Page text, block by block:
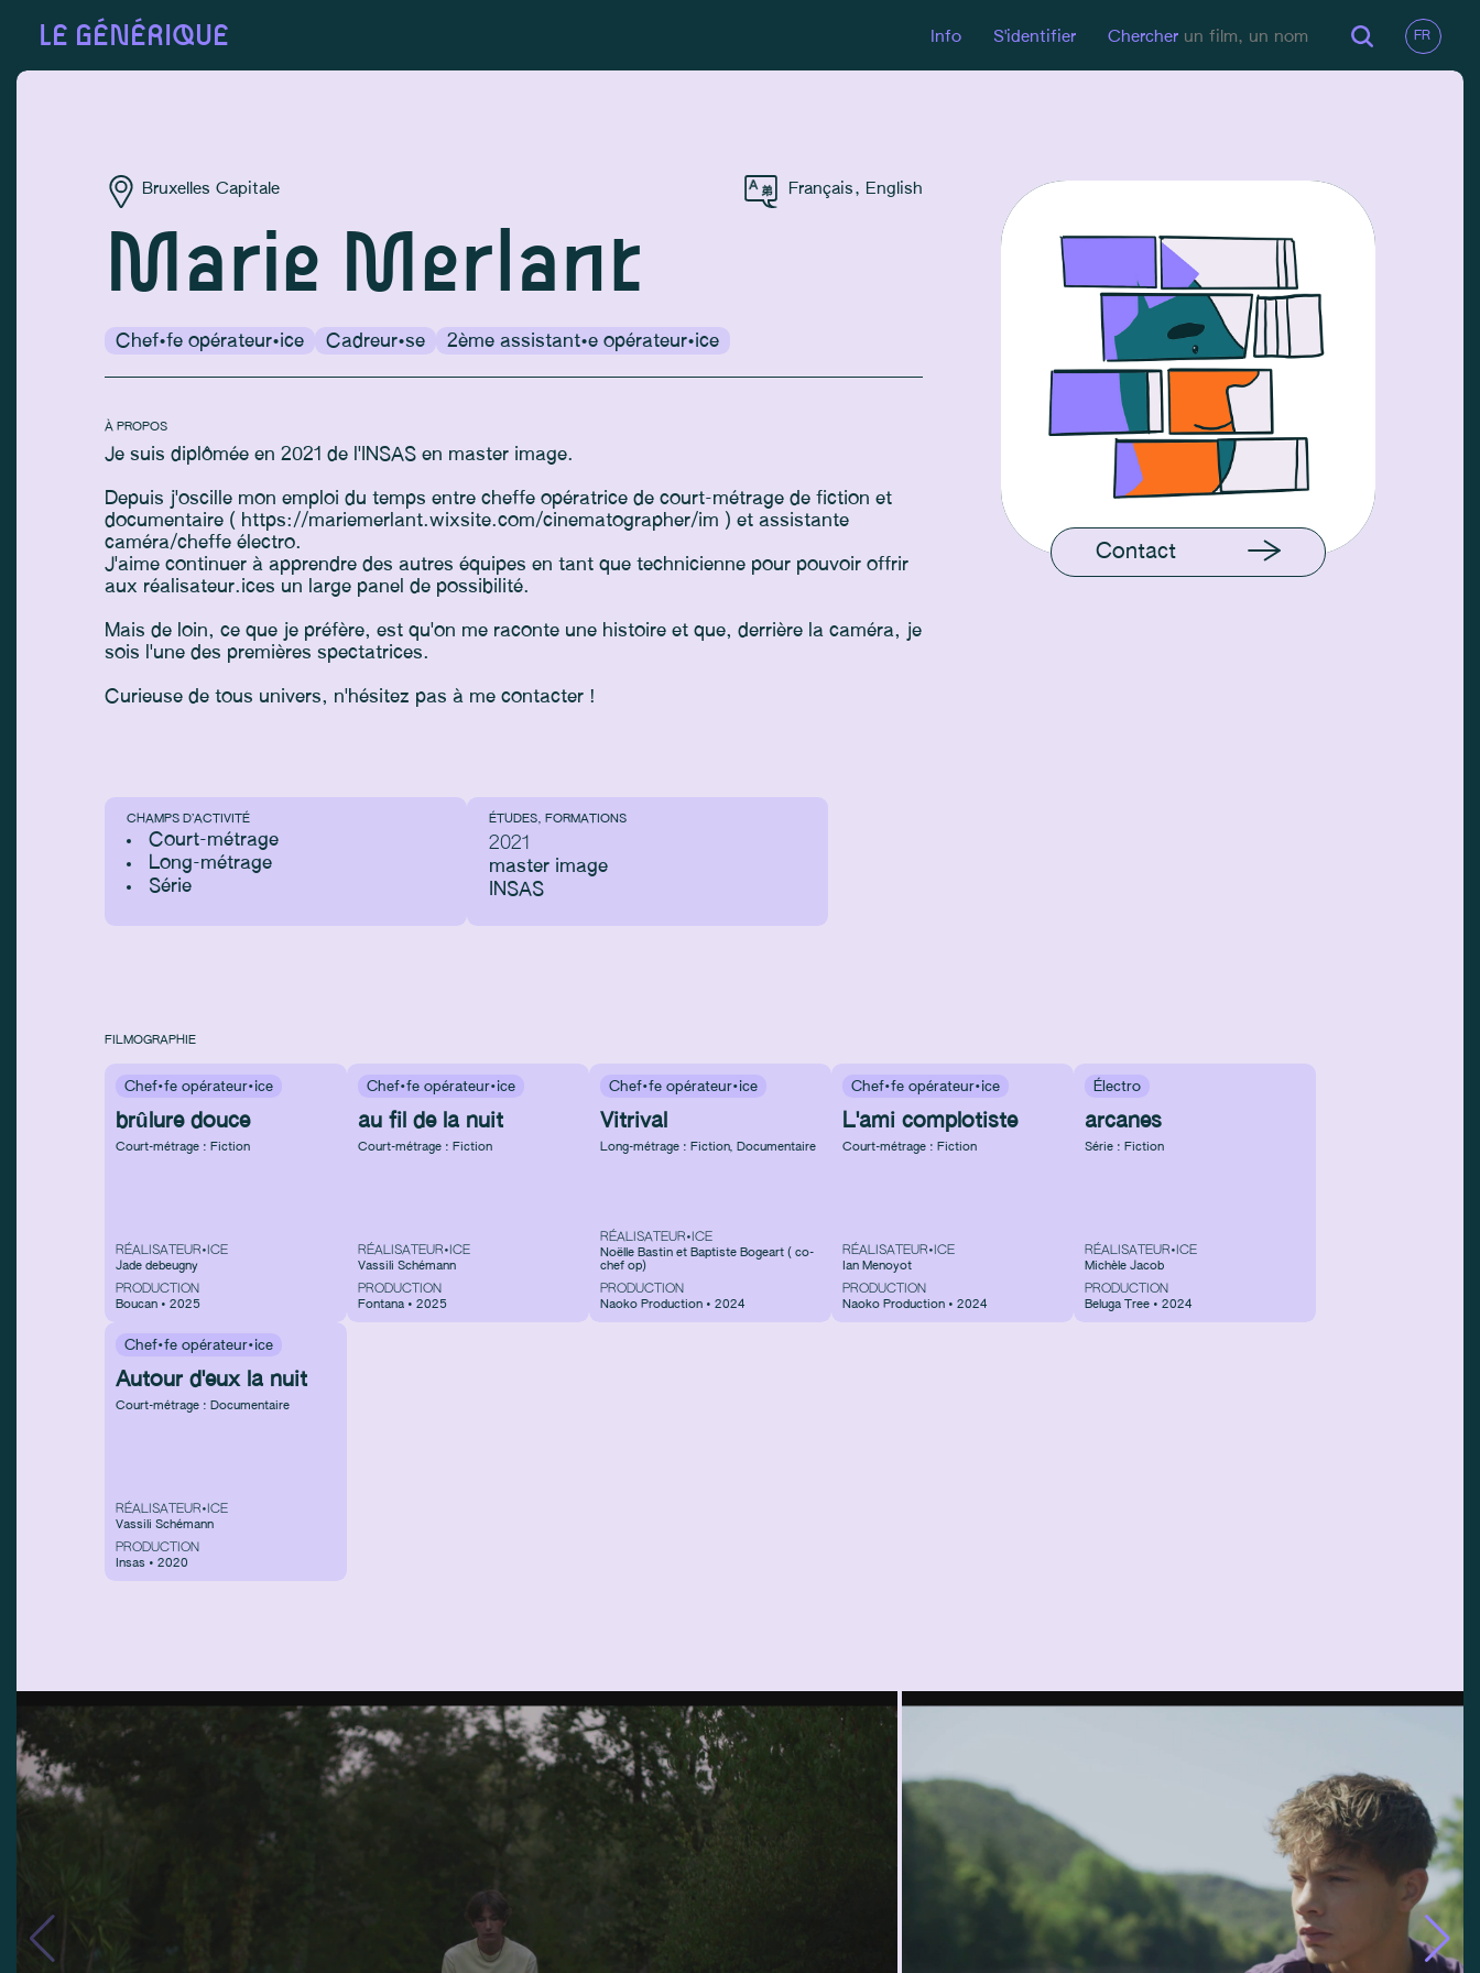
LE GÉNÉRIQUE Info S'identifier Chercher
Bruxelles Capitale Français , English
Marie Merlant
Chef·fe opérateur·ice Cadreur·se 2ème assistant·e opérateur·ice
À PROPOS
Je suis diplômée en 2021 de l'INSAS en master image.
Depuis j'oscille mon emploi du temps entre cheffe opératrice de court-métrage de fiction et
documentaire ( https://mariemerlant.wixsite.com/cinematographer/im ) et assistante
caméra/cheffe électro.
J'aime continuer à apprendre des autres équipes en tant que technicienne pour pouvoir offrir
aux réalisateur.ices un large panel de possibilité.
Mais de loin, ce que je préfère, est qu'on me raconte une histoire et que, derrière la caméra, je
sois l'une des premières spectatrices.
Curieuse de tous univers, n'hésitez pas à me contacter !
EN LIGNE
Site Pro
EMAIL
marie.merlant@gmail.com
0498745785
Contact
CHAMPS D’ACTIVITÉ
Court-métrage
Long-métrage
Série
ÉTUDES, FORMATIONS
2021
master image
INSAS
FILMOGRAPHIE
Chef·fe opérateur·ice
brûlure douce
Court-métrage : Fiction
RÉALISATEUR•ICE
Jade debeugny
PRODUCTION
Boucan • 2025
Chef·fe opérateur·ice
au fil de la nuit
Court-métrage : Fiction
RÉALISATEUR•ICE
Vassili Schémann
PRODUCTION
Fontana • 2025
Chef·fe opérateur·ice
Vitrival
Long-métrage : Fiction, Documentaire
RÉALISATEUR•ICE
Noëlle Bastin et Baptiste Bogeart ( co-
chef op)
PRODUCTION
Naoko Production • 2024
Chef·fe opérateur·ice
L'ami complotiste
Court-métrage : Fiction
RÉALISATEUR•ICE
Ian Menoyot
PRODUCTION
Naoko Production • 2024
Électro
arcanes
Série : Fiction
RÉALISATEUR•ICE
Michèle Jacob
PRODUCTION
Beluga Tree • 2024
Chef·fe opérateur·ice
Autour d'eux la nuit
Court-métrage : Documentaire
RÉALISATEUR•ICE
Vassili Schémann
PRODUCTION
Insas • 2020